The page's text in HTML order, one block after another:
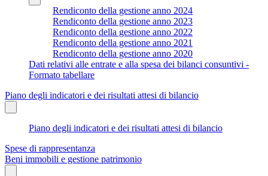
Rendiconto della gestione anno 2024
Rendiconto della gestione anno 2023
Rendiconto della gestione anno 2022
Rendiconto della gestione anno 2021
Rendiconto della gestione anno 2020
Dati relativi alle entrate e alla spesa dei bilanci consuntivi -
Formato tabellare
Piano degli indicatori e dei risultati attesi di bilancio
Piano degli indicatori e dei risultati attesi di bilancio
Spese di rappresentanza
Beni immobili e gestione patrimonio